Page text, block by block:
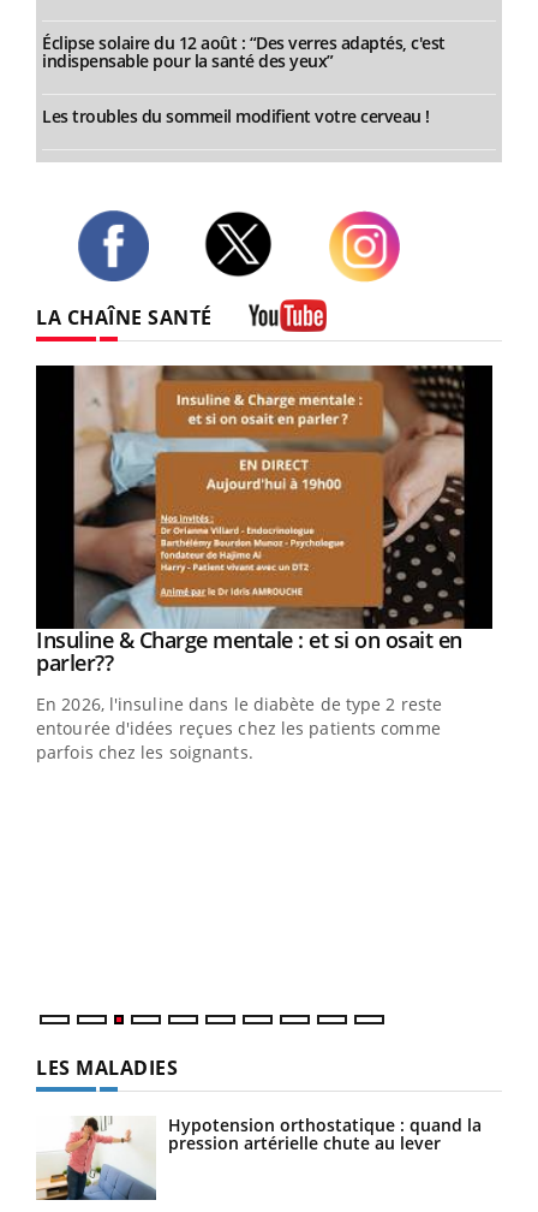
Éclipse solaire du 12 août : “Des verres adaptés, c'est
indispensable pour la santé des yeux”
Les troubles du sommeil modifient votre cerveau !
LA CHAÎNE SANTÉ
Youtube
Insuline & Charge mentale : et si on osait en
parler??Youtube
En 2026, l'insuline dans le diabète de type 2 reste
entourée d'idées reçues chez les patients comme
parfois chez les soignants.
LES MALADIES
Hypotension orthostatique : quand la
pression artérielle chute au lever